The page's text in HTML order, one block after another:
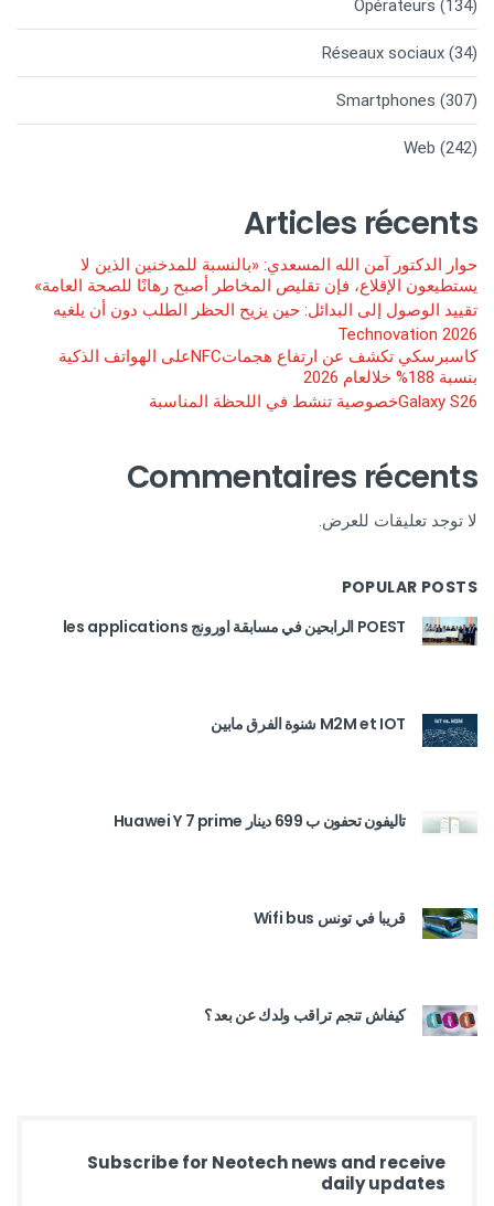
Opérateurs (134)
Réseaux sociaux (34)
Smartphones (307)
Web (242)
Articles récents
حوار الدكتور آمن الله المسعدي: «بالنسبة للمدخنين الذين لا
يستطيعون الإقلاع، فإن تقليص المخاطر أصبح رهانًا للصحة العامة»
تقييد الوصول إلى البدائل: حين يزيح الحظر الطلب دون أن يلغيه
Technovation 2026
كاسبرسكي تكشف عن ارتفاع هجماتNFCعلى الهواتف الذكية
بنسبة 188% خلالعام 2026
Galaxy S26خصوصية تنشط في اللحظة المناسبة
Commentaires récents
لا توجد تعليقات للعرض.
POPULAR POSTS
POEST الرابحين في مسابقة اورونج les applications
M2M et IOT شنوة الفرق مابين
تاليفون تحفون ب 699 دينار Huawei Y 7 prime
قريبا في تونس Wifi bus
كيفاش تنجم تراقب ولدك عن بعد ؟
Subscribe for Neotech news and receive
daily updates